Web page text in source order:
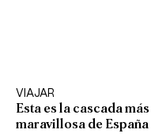
VIAJAR
Esta es la cascada más
maravillosa de España